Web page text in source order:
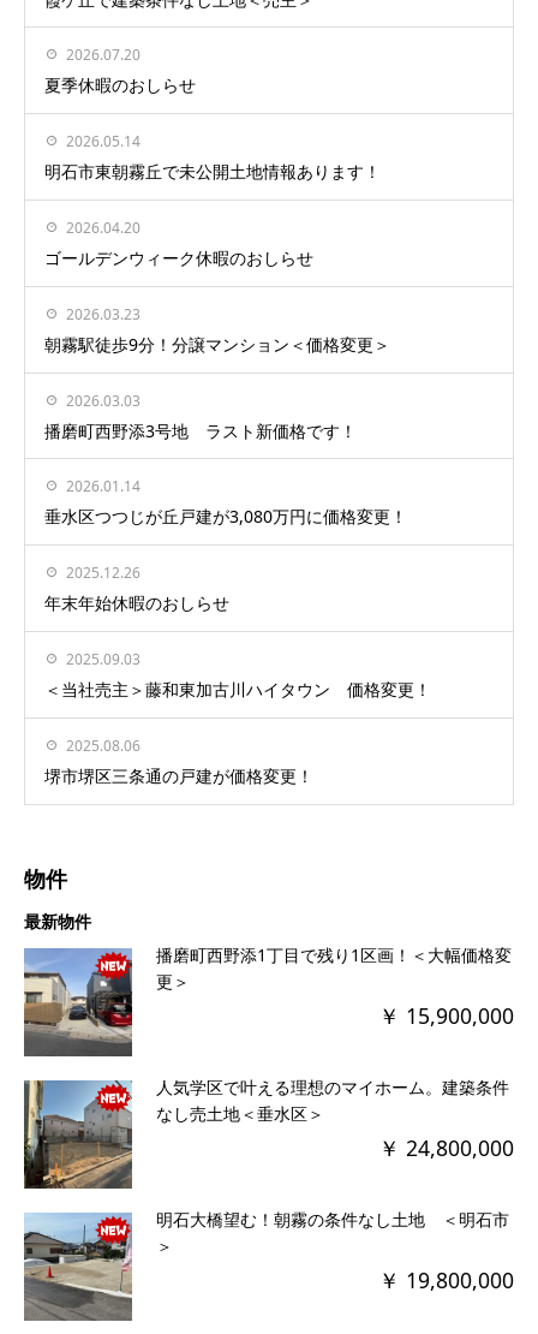
2026.07.20
夏季休暇のおしらせ
2026.05.14
明石市東朝霧丘で未公開土地情報あります！
2026.04.20
ゴールデンウィーク休暇のおしらせ
2026.03.23
朝霧駅徒歩9分！分譲マンション＜価格変更＞
2026.03.03
播磨町西野添3号地 ラスト新価格です！
2026.01.14
垂水区つつじが丘戸建が3,080万円に価格変更！
2025.12.26
年末年始休暇のおしらせ
2025.09.03
＜当社売主＞藤和東加古川ハイタウン 価格変更！
2025.08.06
堺市堺区三条通の戸建が価格変更！
物件
最新物件
播磨町西野添1丁目で残り1区画！＜大幅価格変
更＞
￥ 15,900,000
人気学区で叶える理想のマイホーム。建築条件
なし売土地＜垂水区＞
￥ 24,800,000
明石大橋望む！朝霧の条件なし土地 ＜明石市
＞
￥ 19,800,000